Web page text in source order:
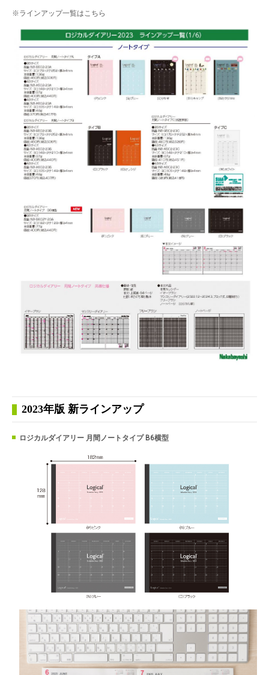
※ラインアップ一覧はこちら
2023年版 新ラインアップ
ロジカルダイアリー 月間ノートタイプ B6横型